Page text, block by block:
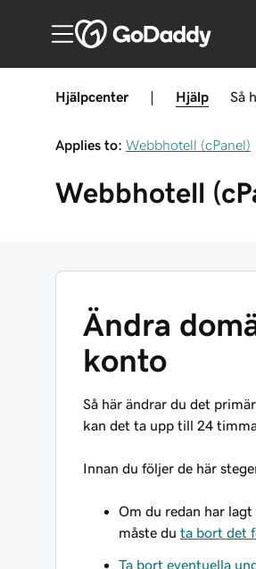
Hjälpcenter Hjälp Så
Applies to: Webbhotell (cPanel)
Webbhotell
Ändra
konto
Så här ändrar du det
kan det ta upp till 24
Innan du följer de här
Om du redan har
måste du ta bort det
Ta bort eventuella